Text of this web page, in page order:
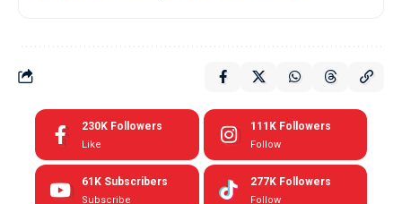
230K Followers
Like
111K Followers
Follow
61K Subscribers
Subscribe
277K Followers
Follow